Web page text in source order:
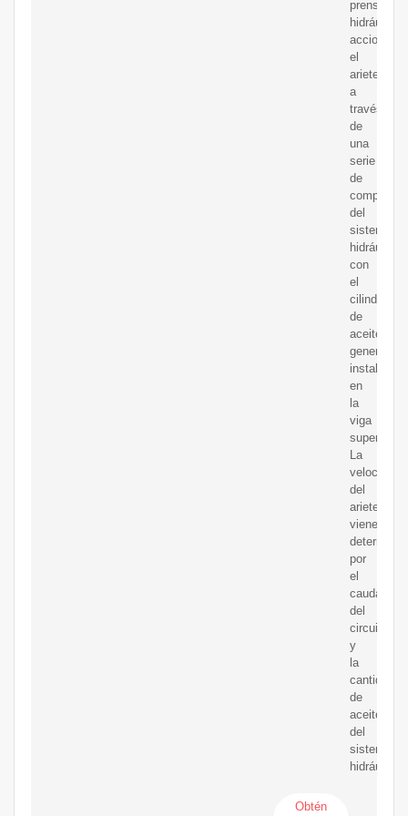
prensa
hidráulica
acciona
el
ariete
a
través
de
una
serie
de
del
sistema
hidráulico,
con
el
cilindro
de
aceite
instalado
en
la
viga
superior.
La
velocidad
del
ariete
viene
por
el
caudal
del
circuito
y
la
cantidad
de
aceite
del
sistema
hidráulico.
Obtén